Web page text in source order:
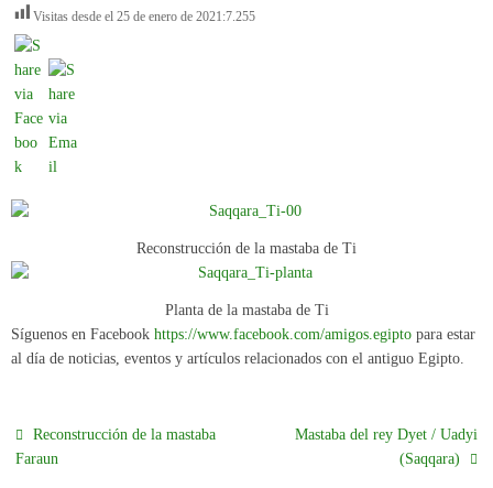
Visitas desde el 25 de enero de 2021:7.255
Reconstrucción de la mastaba de Ti
Planta de la mastaba de Ti
Síguenos en Facebook https://www.facebook.com/amigos.egipto para estar
al día de noticias, eventos y artículos relacionados con el antiguo Egipto.
Reconstrucción de la mastaba
Faraun
Mastaba del rey Dyet / Uadyi
(Saqqara)